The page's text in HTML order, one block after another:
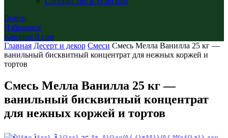
Войти
Избранное
Корзина 0 сом
Главная Десерт и декор Смеси Смесь Мелла Ванилла 25 кг —
ванильный бисквитный концентрат для нежных коржей и
тортов
Смесь Мелла Ванилла 25 кг —
ванильный бисквитный концентрат
для нежных коржей и тортов